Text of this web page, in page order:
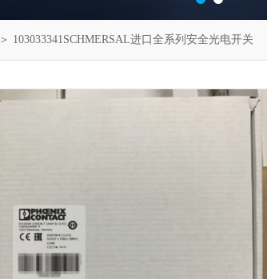
＞ 103033341SCHMERSAL进口全系列安全光电开关